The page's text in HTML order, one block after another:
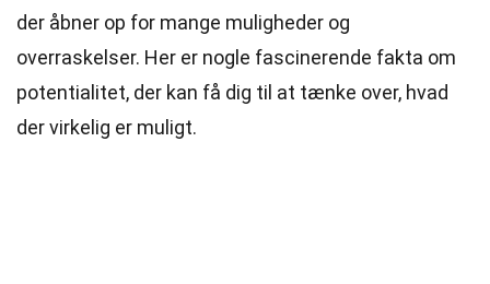
der åbner op for mange muligheder og
overraskelser. Her er nogle fascinerende fakta om
potentialitet, der kan få dig til at tænke over, hvad
der virkelig er muligt.